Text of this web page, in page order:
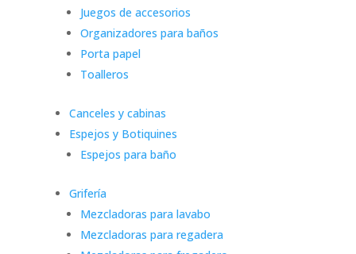
Juegos de accesorios
Organizadores para baños
Porta papel
Toalleros
Canceles y cabinas
Espejos y Botiquines
Espejos para baño
Grifería
Mezcladoras para lavabo
Mezcladoras para regadera